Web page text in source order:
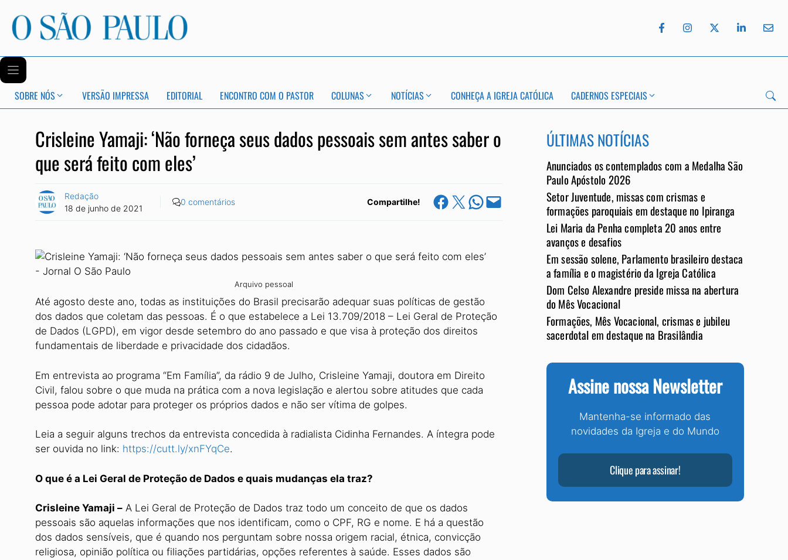
SOBRE NÓS VERSÃO IMPRESSA EDITORIAL ENCONTRO COM O PASTOR COLUNAS NOTÍCIAS CONHEÇA A IGREJA CATÓLICA CADERNOS ESPECIAIS
Crisleine Yamaji: ‘Não forneça seus dados pessoais sem antes saber o
que será feito com eles’
Redação
18 de junho de 2021
0 comentários Compartilhe! Share on Facebook
Share on X Share on WhatsApp
Email this Page
Arquivo pessoal
Até agosto deste ano, todas as instituições do Brasil precisarão adequar suas políticas de gestão
dos dados que coletam das pessoas. É o que estabelece a Lei 13.709/2018 – Lei Geral de Proteção
de Dados (LGPD), em vigor desde setembro do ano passado e que visa à proteção dos direitos
fundamentais de liberdade e privacidade dos cidadãos.
Em entrevista ao programa “Em Família”, da rádio 9 de Julho, Crisleine Yamaji, doutora em Direito
Civil, falou sobre o que muda na prática com a nova legislação e alertou sobre atitudes que cada
pessoa pode adotar para proteger os próprios dados e não ser vítima de golpes.
Leia a seguir alguns trechos da entrevista concedida à radialista Cidinha Fernandes. A íntegra pode
ser ouvida no link: https://cutt.ly/xnFYqCe.
O que é a Lei Geral de Proteção de Dados e quais mudanças ela traz?
Crisleine Yamaji – A Lei Geral de Proteção de Dados traz todo um conceito de que os dados
pessoais são aquelas informações que nos identificam, como o CPF, RG e nome. E há a questão
dos dados sensíveis, que é quando nos perguntam sobre nossa origem racial, étnica, convicção
religiosa, opinião política ou filiações partidárias, opções referentes à saúde. Esses dados são
ÚLTIMAS NOTÍCIAS
Anunciados os contemplados com a Medalha São
Paulo Apóstolo 2026
Setor Juventude, missas com crismas e
formações paroquiais em destaque no Ipiranga
Lei Maria da Penha completa 20 anos entre
avanços e desafios
Em sessão solene, Parlamento brasileiro destaca
a família e o magistério da Igreja Católica
Dom Celso Alexandre preside missa na abertura
do Mês Vocacional
Formações, Mês Vocacional, crismas e jubileu
sacerdotal em destaque na Brasilândia
Assine nossa Newsletter
Mantenha-se informado das
novidades da Igreja e do Mundo
Clique para assinar!